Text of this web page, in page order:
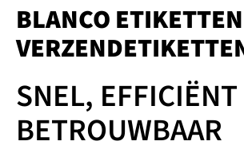
BLANCO
SNEL, EFFICIËNT
BETROUWBAAR